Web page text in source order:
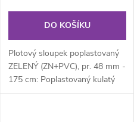
DO KOŠÍKU
Plotový sloupek poplastovaný
ZELENÝ (ZN+PVC), pr. 48 mm -
175 cm: Poplastovaný kulatý
plotový sloupek průměru 48